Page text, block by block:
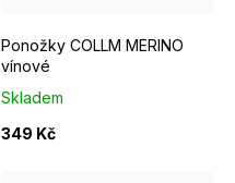
Ponožky COLLM MERINO
vínové
Skladem
349 Kč